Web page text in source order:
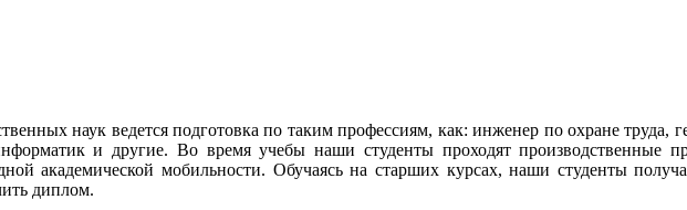
наук ведется подготовка по таким профессиям, как: инженер по охране труда,
и другие. Во время учебы наши студенты проходят производственные
академической мобильности. Обучаясь на старших курсах, наши студенты
диплом.